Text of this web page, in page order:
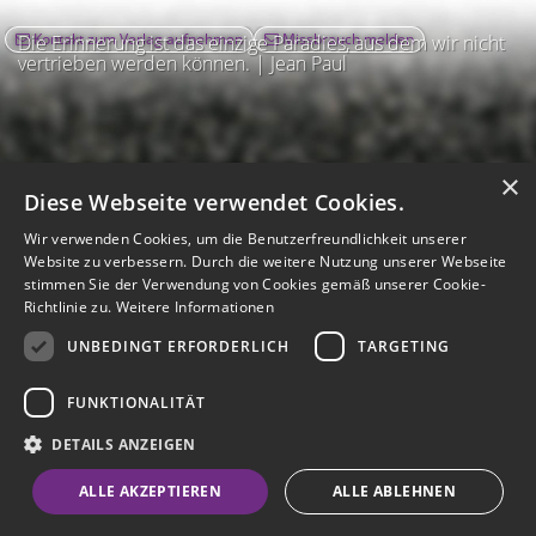
Die Erinnerung ist das einzige Paradies, aus dem wir nicht
vertrieben werden können. | Jean Paul
Kontakt zum Verlag aufnehmen Missbrauch melden
Barrierefreiheit
Barriere melden
c
e
m
K
n
t
Kontrastmodus aktivieren
Hilfe
eigenes Gedenkportal erstellen
Vertrag widerrufen
Gedenkportal erstellen
×
Diese Webseite verwendet Cookies.
Wir verwenden Cookies, um die Benutzerfreundlichkeit unserer
Website zu verbessern. Durch die weitere Nutzung unserer Webseite
stimmen Sie der Verwendung von Cookies gemäß unserer Cookie-
Richtlinie zu. Weitere Informationen
UNBEDINGT ERFORDERLICH
TARGETING
FUNKTIONALITÄT
DETAILS ANZEIGEN
ALLE AKZEPTIEREN ALLE ABLEHNEN